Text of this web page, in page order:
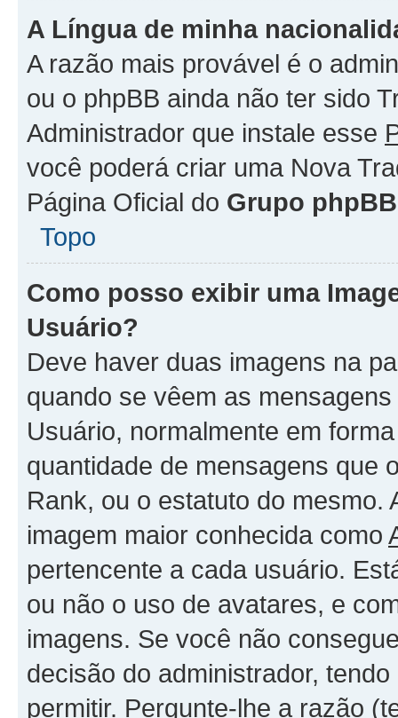
A Língua de minha
A razão mais provável é o
ou o phpBB ainda não ter sido
Administrador que instale esse
você poderá criar uma Nova
Página Oficial do Grupo phpBB
Topo
Como posso exibir uma
Usuário?
Deve haver duas imagens na
quando se vêem as
Usuário, normalmente em
quantidade de mensagens que
Rank, ou o estatuto do
imagem maior conhecida como
pertencente a cada usuário.
ou não o uso de avatares, e
imagens. Se você não
decisão do administrador,
permitir. Pergunte-lhe a razão